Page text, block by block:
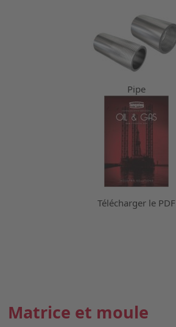
Pipe
Télécharger le PDF
Matrice et moule